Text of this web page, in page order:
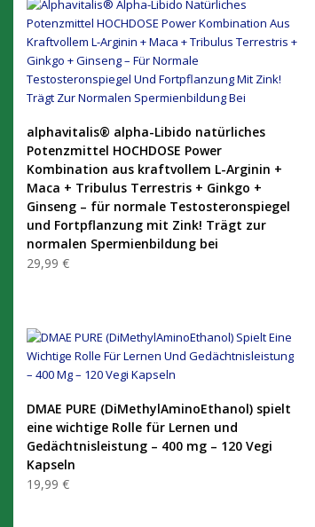
PRODUKT KAUFEN
alphavitalis® alpha-Libido natürliches
Potenzmittel HOCHDOSE Power
Kombination aus kraftvollem L-Arginin +
Maca + Tribulus Terrestris + Ginkgo +
Ginseng – für normale Testosteronspiegel
und Fortpflanzung mit Zink! Trägt zur
normalen Spermienbildung bei
29,99 €
PRODUKT KAUFEN
DMAE PURE (DiMethylAminoEthanol) spielt
eine wichtige Rolle für Lernen und
Gedächtnisleistung – 400 mg – 120 Vegi
Kapseln
19,99 €